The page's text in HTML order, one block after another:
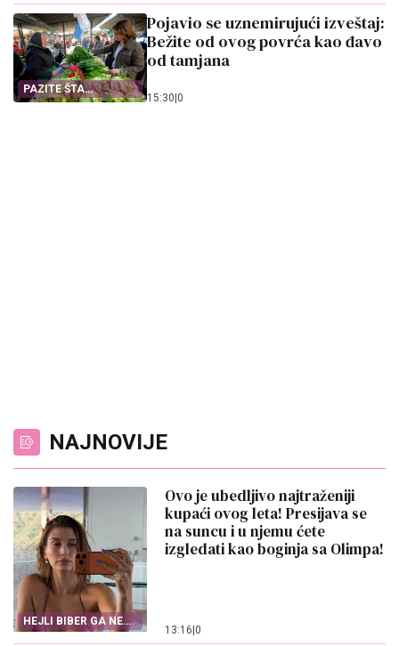
PAZITE ŠTA
STAVLJATE U KORPU
Pojavio se uznemirujući izveštaj:
Bežite od ovog povrća kao đavo
od tamjana
15:30 0
NAJNOVIJE
HEJLI BIBER GA NE
SKIDA
Ovo je ubedljivo najtraženiji
kupaći ovog leta! Presijava se
na suncu i u njemu ćete
izgledati kao boginja sa Olimpa!
13:16 0